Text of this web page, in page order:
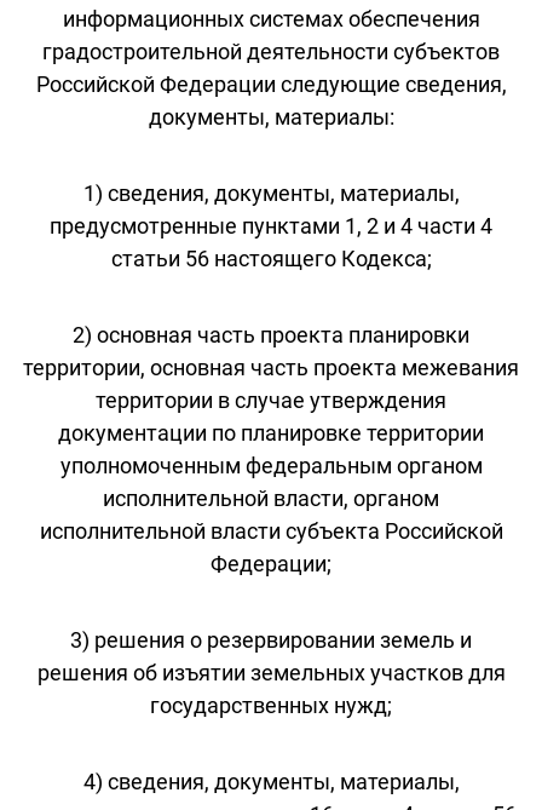
информационных системах обеспечения
градостроительной деятельности субъектов
Российской Федерации следующие сведения,
документы, материалы:
1) сведения, документы, материалы,
предусмотренные пунктами 1, 2 и 4 части 4
статьи 56 настоящего Кодекса;
2) основная часть проекта планировки
территории, основная часть проекта межевания
территории в случае утверждения
документации по планировке территории
уполномоченным федеральным органом
исполнительной власти, органом
исполнительной власти субъекта Российской
Федерации;
3) решения о резервировании земель и
решения об изъятии земельных участков для
государственных нужд;
4) сведения, документы, материалы,